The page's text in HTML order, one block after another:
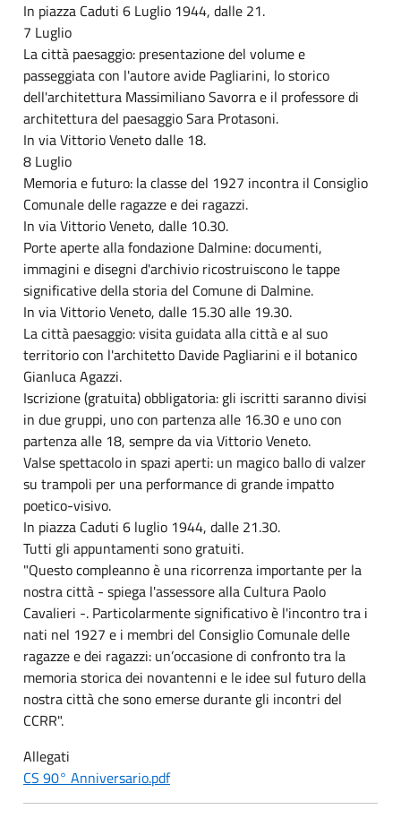
In piazza Caduti 6 Luglio 1944, dalle 21.
7 Luglio
La città paesaggio: presentazione del volume e
passeggiata con l'autore avide Pagliarini, lo storico
dell'architettura Massimiliano Savorra e il professore di
architettura del paesaggio Sara Protasoni.
In via Vittorio Veneto dalle 18.
8 Luglio
Memoria e futuro: la classe del 1927 incontra il Consiglio
Comunale delle ragazze e dei ragazzi.
In via Vittorio Veneto, dalle 10.30.
Porte aperte alla fondazione Dalmine: documenti,
immagini e disegni d'archivio ricostruiscono le tappe
significative della storia del Comune di Dalmine.
In via Vittorio Veneto, dalle 15.30 alle 19.30.
La città paesaggio: visita guidata alla città e al suo
territorio con l'architetto Davide Pagliarini e il botanico
Gianluca Agazzi.
Iscrizione (gratuita) obbligatoria: gli iscritti saranno divisi
in due gruppi, uno con partenza alle 16.30 e uno con
partenza alle 18, sempre da via Vittorio Veneto.
Valse spettacolo in spazi aperti: un magico ballo di valzer
su trampoli per una performance di grande impatto
poetico-visivo.
In piazza Caduti 6 luglio 1944, dalle 21.30.
Tutti gli appuntamenti sono gratuiti.
"Questo compleanno è una ricorrenza importante per la
nostra città - spiega l'assessore alla Cultura Paolo
Cavalieri -. Particolarmente significativo è l'incontro tra i
nati nel 1927 e i membri del Consiglio Comunale delle
ragazze e dei ragazzi: un’occasione di confronto tra la
memoria storica dei novantenni e le idee sul futuro della
nostra città che sono emerse durante gli incontri del
CCRR".
Allegati
CS 90° Anniversario.pdf